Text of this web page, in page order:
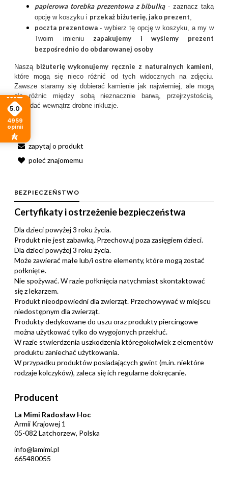
papierowa torebka prezentowa z bibułką- zaznacz taką
opcję w koszyku i przekaż biżuterię, jako prezent
poczta prezentowa- wybierz tę opcję w koszyku, a my w
Twoim imieniu zapakujemy i wyślemy prezent
bezpośrednio do obdarowanej osoby
Naszą biżuterię wykonujemy ręcznie z naturalnych kamieni
które mogą się nieco różnić od tych widocznych na zdjęciu.
Zawsze staramy się dobierać kamienie jak najwierniej, ale mogą
się różnic między sobą nieznacznie barwą, przejrzystością,
posiadać wewnątrz drobne inkluzje.
zapytaj o produkt
poleć znajomemu
BEZPIECZEŃSTWO
Certyfikaty i ostrzeżenie bezpieczeństwa
Dla dzieci powyżej 3 roku życia.
Produkt nie jest zabawką. Przechowuj poza zasięgiem dzieci.
Dla dzieci powyżej 3 roku życia.
Może zawierać małe lub/i ostre elementy, które mogą zostać
połknięte.
Nie spożywać. W razie połknięcia natychmiast skontaktować
się z lekarzem.
Produkt nieodpowiedni dla zwierząt. Przechowywać w miejscu
niedostępnym dla zwierząt.
Produkty dedykowane do uszu oraz produkty piercingowe
można użytkować tylko do wygojonych przekłuć.
W razie stwierdzenia uszkodzenia któregokolwiek z elementów
produktu zaniechać użytkowania.
W przypadku produktów posiadających gwint (m.in. niektóre
rodzaje kolczyków), zaleca się ich regularne dokręcanie.
Producent
La Mimi Radosław Hoc
Armii Krajowej 1
05-082 Latchorzew, Polska
info@lamimi.pl
665480055
5.0
4959
opinii